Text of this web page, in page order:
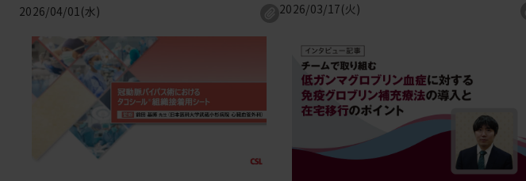
2026/04/01(水) 2026/03/17(火)